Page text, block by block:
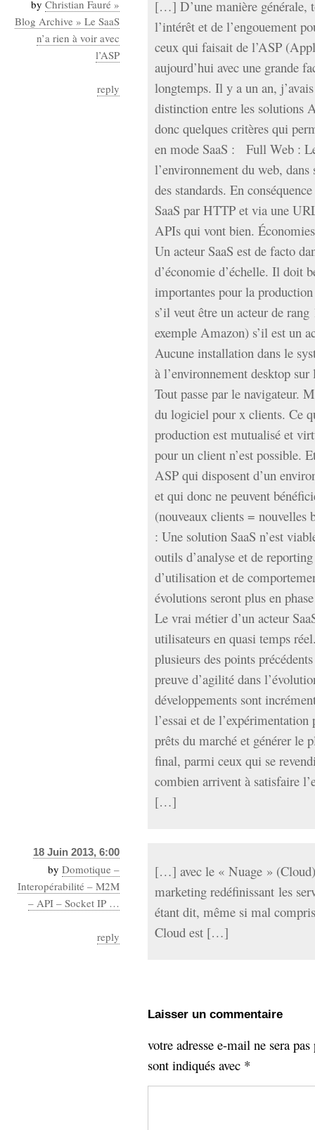
by Christian Fauré »
Blog Archive » Le SaaS
n’a rien à voir avec
l’ASP
reply
[…] D’une manière générale,
l’intérêt et de l’engouement
ceux qui faisait de l’ASP
aujourd’hui avec une grande
longtemps. Il y a un an,
distinction entre les solutions
donc quelques critères qui
en mode SaaS : Full Web :
l’environnement du web,
des standards. En
SaaS par HTTP et via une
APIs qui vont bien.
Un acteur SaaS est de facto
d’économie d’échelle. Il doit
importantes pour la
s’il veut être un acteur de
exemple Amazon) s’il est un
Aucune installation dans le
à l’environnement desktop sur
Tout passe par le navigateur.
du logiciel pour x clients. Ce
production est mutualisé et
pour un client n’est possible.
ASP qui disposent d’un
et qui donc ne peuvent
(nouveaux clients = nouvelles
: Une solution SaaS n’est
outils d’analyse et de
d’utilisation et de
évolutions seront plus en
Le vrai métier d’un acteur
utilisateurs en quasi temps
plusieurs des points
preuve d’agilité dans
développements sont
l’essai et de
prêts du marché et générer le
final, parmi ceux qui se
combien arrivent à satisfaire
[…]
18 Juin 2013, 6:00
by Domotique –
Interopérabilité – M2M
– API – Socket IP …
reply
[…] avec le « Nuage »
marketing redéfinissant les
étant dit, même si mal
Cloud est […]
Laisser un commentaire
votre adresse e-mail ne sera
sont indiqués avec *